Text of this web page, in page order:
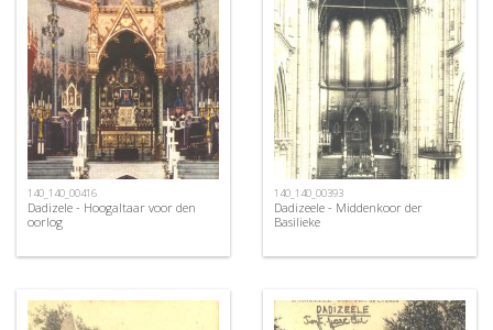
140_140_00416
Dadizele - Hoogaltaar voor den
oorlog
140_140_00393
Dadizeele - Middenkoor der
Basilieke